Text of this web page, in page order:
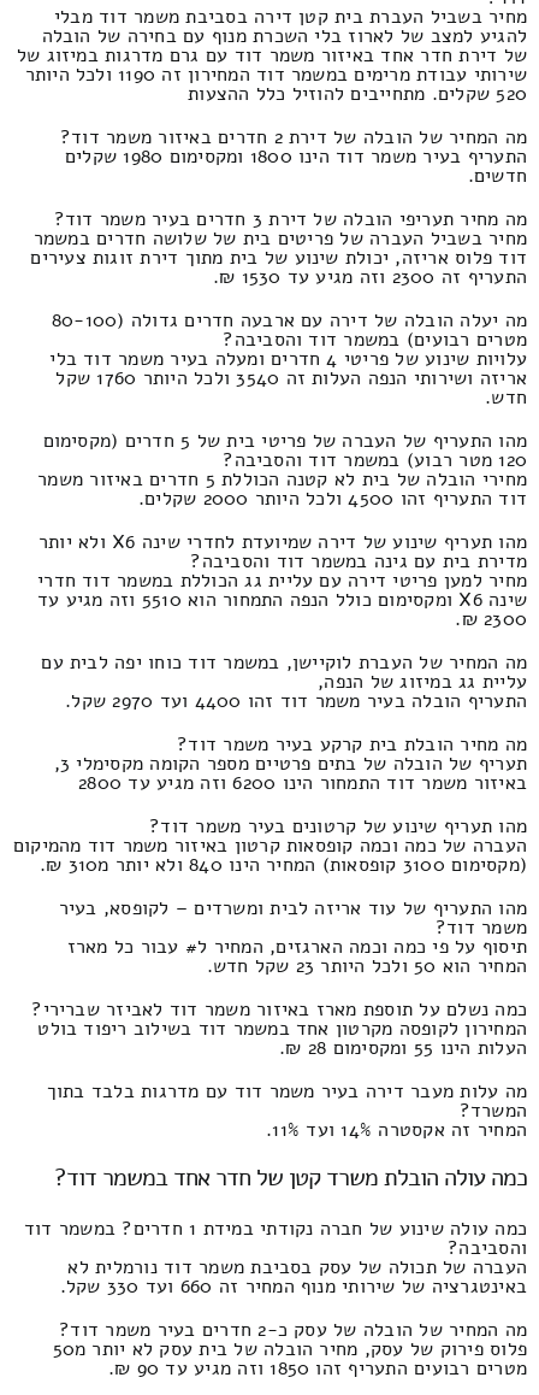
מחיר בשביל העברת בית קטן דירה בסביבת משמר דוד מבלי
להגיע למצב של לארוז בלי השכרת מנוף עם בחירה של הובלה
של דירת חדר אחד באיזור משמר דוד עם גרם מדרגות במיזוג של
שירותי עבודת מרימים במשמר דוד המחירון זה 1190 ולכל היותר
520 שקלים. מתחייבים להוזיל כלל ההצעות
מה המחיר של הובלה של דירת 2 חדרים באיזור משמר דוד?
התעריף בעיר משמר דוד הינו 1800 ומקסימום 1980 שקלים
חדשים.
מה מחיר תעריפי הובלה של דירת 3 חדרים בעיר משמר דוד?
מחיר בשביל העברה של פריטים בית של שלושה חדרים במשמר
דוד פלוס אריזה, יכולת שינוע של בית מתוך דירת זוגות צעירים
התעריף זה 2300 וזה מגיע עד 1530 ₪.
מה יעלה הובלה של דירה עם ארבעה חדרים גדולה (80-100
מטרים רבועים) במשמר דוד והסביבה?
עלויות שינוע של פריטי 4 חדרים ומעלה בעיר משמר דוד בלי
אריזה ושירותי הנפה העלות זה 3540 ולכל היותר 1760 שקל
חדש.
מהו התעריף של העברה של פריטי בית של 5 חדרים (מקסימום
120 מטר רבוע) במשמר דוד והסביבה?
מחירי הובלה של בית לא קטנה הכוללת 5 חדרים באיזור משמר
דוד התעריף זהו 4500 ולכל היותר 2000 שקלים.
מהו תעריף שינוע של דירה שמיועדת לחדרי שינה X6 ולא יותר
מדירת בית עם גינה במשמר דוד והסביבה?
מחיר למען פריטי דירה עם עליית גג הכוללת במשמר דוד חדרי
שינה X6 ומקסימום כולל הנפה התמחור הוא 5510 וזה מגיע עד
2300 ₪.
מה המחיר של העברת לוקיישן, במשמר דוד כוחו יפה לבית עם
עליית גג במיזוג של הנפה,
התעריף הובלה בעיר משמר דוד זהו 4400 ועד 2970 שקל.
מה מחיר הובלת בית קרקע בעיר משמר דוד?
תעריף של הובלה של בתים פרטיים מספר הקומה מקסימלי 3,
באיזור משמר דוד התמחור הינו 6200 וזה מגיע עד 2800
מהו תעריף שינוע של קרטונים בעיר משמר דוד?
העברה של כמה וכמה קופסאות קרטון באיזור משמר דוד מהמיקום
(מקסימום 3100 קופסאות) המחיר הינו 840 ולא יותר מ310 ₪.
מהו התעריף של עוד אריזה לבית ומשרדים – לקופסא, בעיר
משמר דוד?
תיסוף על פי כמה וכמה הארגזים, המחיר ל# עבור כל מארז
המחיר הוא 50 ולכל היותר 23 שקל חדש.
כמה נשלם על תוספת מארז באיזור משמר דוד לאביזר שברירי?
המחירון לקופסה מקרטון אחד במשמר דוד בשילוב ריפוד בולט
העלות הינו 55 ומקסימום 28 ₪.
מה עלות מעבר דירה בעיר משמר דוד עם מדרגות בלבד בתוך
המשרד?
המחיר זה אקסטרה 14% ועד 11%.
כמה עולה הובלת משרד קטן של חדר אחד במשמר דוד?
כמה עולה שינוע של חברה נקודתי במידת 1 חדרים? במשמר דוד
והסביבה?
העברה של תכולה של עסק בסביבת משמר דוד נורמלית לא
באינטגרציה של שירותי מנוף המחיר זה 660 ועד 330 שקל.
מה המחיר של הובלה של עסק כ-2 חדרים בעיר משמר דוד?
פלוס פירוק של עסק, מחיר הובלה של בית עסק לא יותר מ50
מטרים רבועים התעריף זהו 1850 וזה מגיע עד 90 ₪.